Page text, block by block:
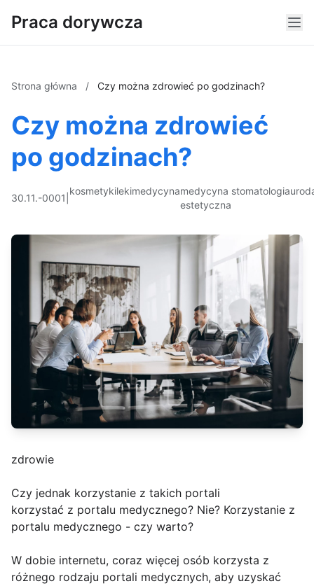
Praca dorywcza
Strona główna / Czy można zdrowieć po godzinach?
Czy można zdrowieć
po godzinach?
30.11.-0001
kosmetykilekimedycynamedycyna
estetyczna
stomatologia
zdrowie
Czy jednak korzystanie z takich portali
korzystać z portalu medycznego? Nie? Korzystanie z
portalu medycznego - czy warto?
W dobie internetu, coraz więcej osób korzysta z
różnego rodzaju portali medycznych, aby uzyskać